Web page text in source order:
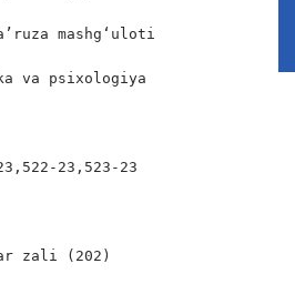
mashg‘uloti
va psixologiya
23,523-23
zali (202)